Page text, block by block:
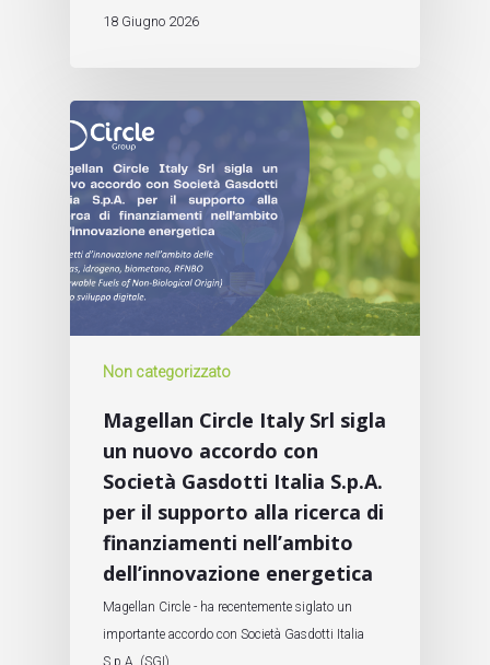
18 Giugno 2026
Non categorizzato
Magellan Circle Italy Srl sigla
un nuovo accordo con
Società Gasdotti Italia S.p.A.
per il supporto alla ricerca di
finanziamenti nell’ambito
dell’innovazione energetica
Magellan Circle - ha recentemente siglato un
importante accordo con Società Gasdotti Italia
S.p.A. (SGI)…